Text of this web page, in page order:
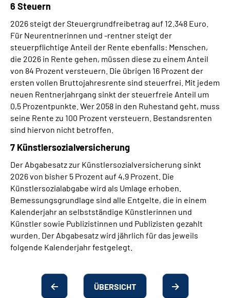
6 Steuern
2026 steigt der Steuergrundfreibetrag auf 12.348 Euro.
Für Neurentnerinnen und -rentner steigt der
steuerpflichtige Anteil der Rente ebenfalls: Menschen,
die 2026 in Rente gehen, müssen diese zu einem Anteil
von 84 Prozent versteuern. Die übrigen 16 Prozent der
ersten vollen Bruttojahresrente sind steuerfrei. Mit jedem
neuen Rentnerjahrgang sinkt der steuerfreie Anteil um
0,5 Prozentpunkte. Wer 2058 in den Ruhestand geht, muss
seine Rente zu 100 Prozent versteuern. Bestandsrenten
sind hiervon nicht betroffen.
7 Künstlersozialversicherung
Der Abgabesatz zur Künstlersozialversicherung sinkt
2026 von bisher 5 Prozent auf 4,9 Prozent. Die
Künstlersozialabgabe wird als Umlage erhoben.
Bemessungsgrundlage sind alle Entgelte, die in einem
Kalenderjahr an selbstständige Künstlerinnen und
Künstler sowie Publizistinnen und Publizisten gezahlt
wurden. Der Abgabesatz wird jährlich für das jeweils
folgende Kalenderjahr festgelegt.
ÜBERSICHT